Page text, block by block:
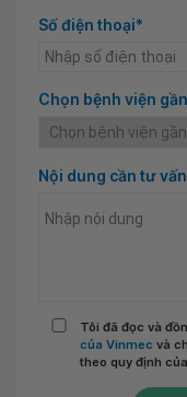
Số điện thoại*
Chọn bệnh viện
Nội dung cần tư vấn
Tôi đã đọc và
của Vinmec và
theo quy định